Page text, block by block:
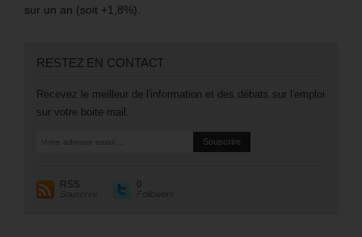
sur un an (soit +1,8%).
RESTEZ EN CONTACT
Recevez le meilleur de l'information et des débats sur l'emploi
sur votre boite mail.
RSS
Souscrire
0
Followers